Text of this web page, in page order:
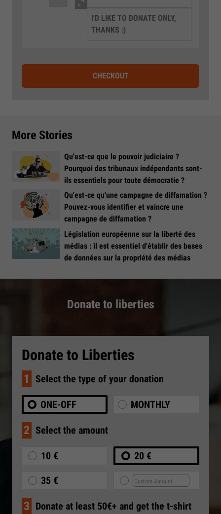
I'D LIKE TO DONATE ONLY,
THANKS :)
CHECKOUT
More Stories
Qu'est-ce que le pouvoir judiciaire ?
Pourquoi des tribunaux indépendants sont-
ils essentiels pour toute démocratie ?
Qu'est-ce qu'une campagne de diffamation ?
Pouvez-vous identifier et vaincre une
campagne de diffamation ?
Législation européenne sur la liberté des
médias : il est essentiel d'établir des bases
de données sur la propriété des médias
Donate to liberties
Donate to Liberties
1 Select the type of your donation
ONE-OFF MONTHLY
2 Select the amount
10 € 20 €
35 €
3 Donate at least 50€+ and get the t-shirt